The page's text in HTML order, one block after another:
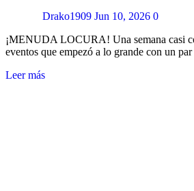
Drako1909 Jun 10, 2026 0
¡MENUDA LOCURA! Una semana casi
eventos que empezó a lo grande con un
Leer más